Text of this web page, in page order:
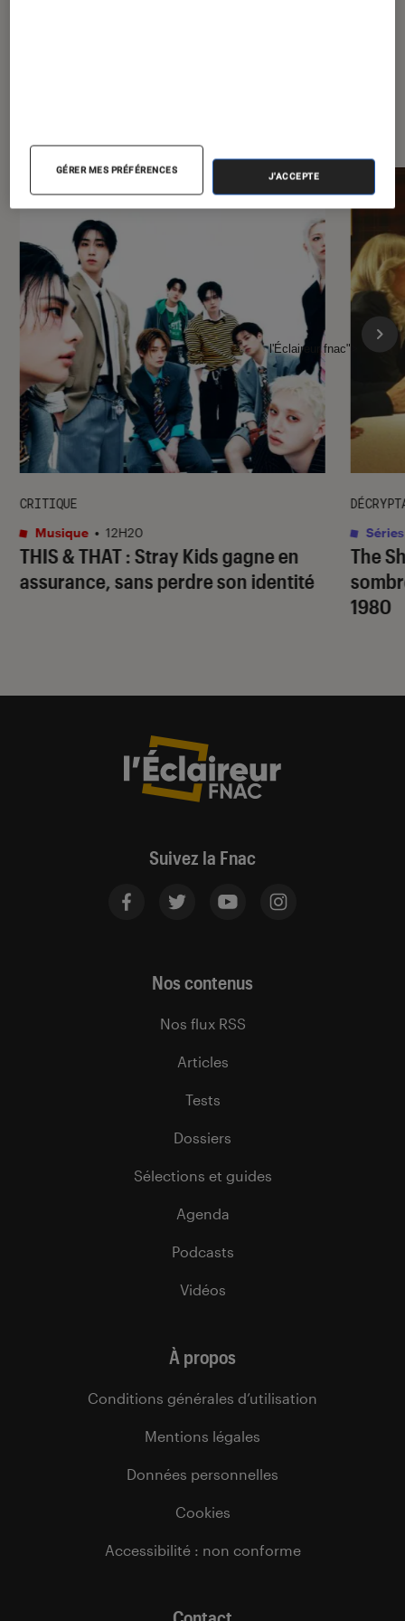
THIS & THAT: Stray Kids gagne en
assurance, sans perdre son identité
CRITIQUE
Musique • 12H20
The
1980
Séries
l'Éclaireur fnac">
Suivez la Fnac
Nos contenus
Nos flux RSS
Articles
Tests
Dossiers
Sélections et guides
Agenda
Podcasts
Vidéos
À propos
Conditions générales d’utilisation
Mentions légales
Données personnelles
Cookies
Accessibilité : non conforme
GÉRER MES PRÉFÉRENCES
J'ACCEPTE